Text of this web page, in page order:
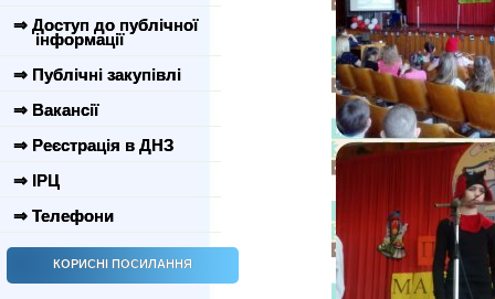
⇒ Доступ до публічної
інформації
⇒ Публічні закупівлі
⇒ Вакансії
⇒ Реєстрація в ДНЗ
⇒ ІРЦ
⇒ Телефони
КОРИСНІ ПОСИЛАННЯ